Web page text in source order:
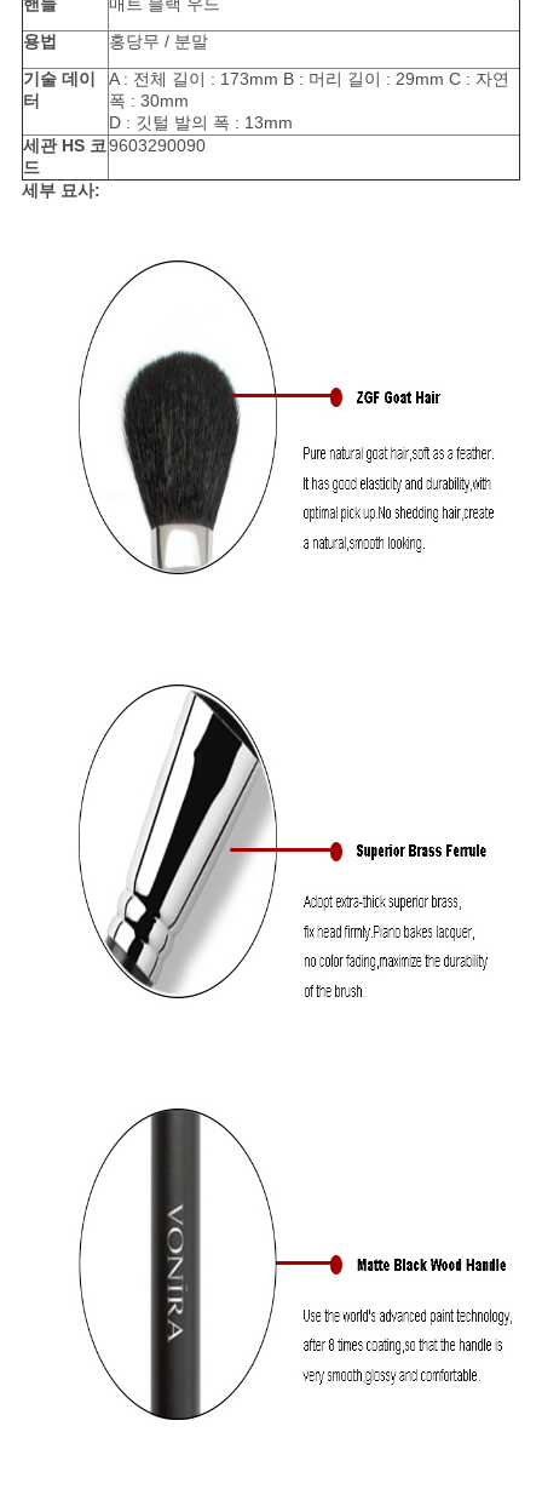
핸들
매트 블랙 우드
용법
홍당무 / 분말
기술 데이
터
A : 전체 길이 : 173mm B : 머리 길이 : 29mm C : 자연
폭 : 30mm
D : 깃털 발의 폭 : 13mm
세관 HS 코
드
9603290090
세부 묘사: